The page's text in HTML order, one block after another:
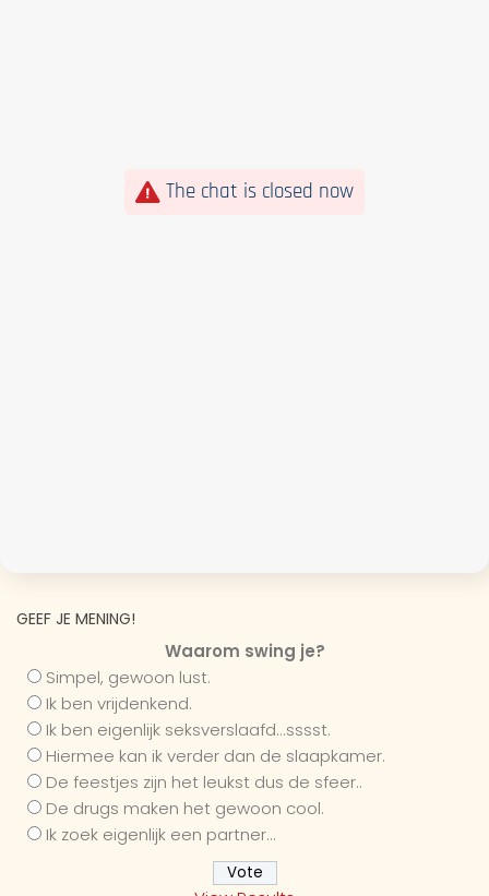
The chat is closed now
GEEF JE MENING!
Waarom swing je?
Simpel, gewoon lust.
Ik ben vrijdenkend.
Ik ben eigenlijk seksverslaafd...sssst.
Hiermee kan ik verder dan de slaapkamer.
De feestjes zijn het leukst dus de sfeer..
De drugs maken het gewoon cool.
Ik zoek eigenlijk een partner...